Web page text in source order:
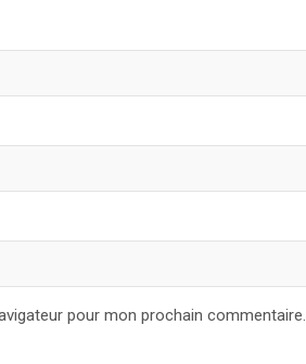
pour mon prochain commentaire.